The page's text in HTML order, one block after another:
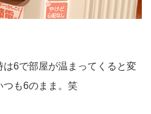
は6で部屋が温まってくると変
つも6のまま。笑